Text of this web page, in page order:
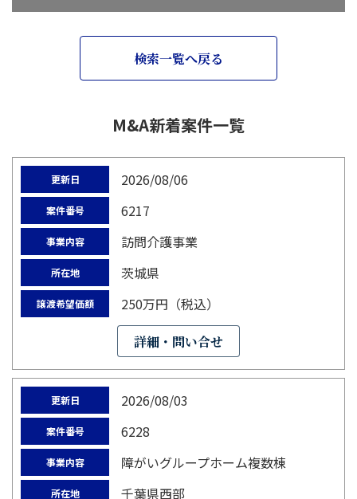
検索一覧へ戻る
M&A新着案件一覧
更新日 2026/08/06
案件番号 6217
事業内容 訪問介護事業
所在地 茨城県
譲渡希望価額 250万円（税込）
詳細・問い合せ
更新日 2026/08/03
案件番号 6228
事業内容 障がいグループホーム複数棟
所在地 千葉県西部